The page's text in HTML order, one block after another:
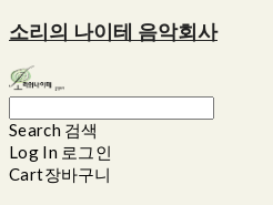
소리의 나이테 음악회사
Search 검색
Log In 로그인
Cart장바구니